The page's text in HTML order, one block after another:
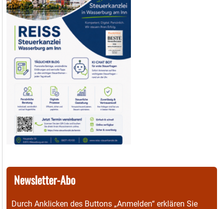
Newsletter-Abo
Durch Anklicken des Buttons „Anmelden“ erklären Sie